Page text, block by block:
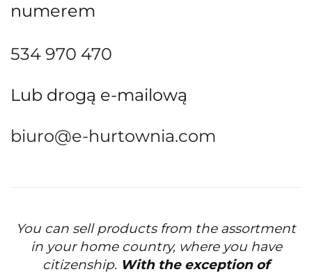
numerem
534 970 470
Lub drogą e-mailową
biuro@e-hurtownia.com
You can sell products from the assortment
in your home country, where you have
citizenship. With the exception of